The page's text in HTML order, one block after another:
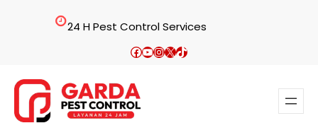
24 H Pest Control Services
Facebook
YouTube
Instagram
X TikTok